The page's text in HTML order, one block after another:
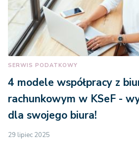
SERWIS PODATKOWY
4 modele współpracy z
rachunkowym w KSeF -
dla swojego biura!
29 lipiec 2025